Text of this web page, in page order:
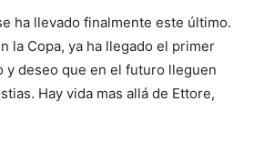
ha llevado finalmente este último.
la Copa, ya ha llegado el primer
y deseo que en el futuro lleguen
Hay vida mas allá de Ettore,